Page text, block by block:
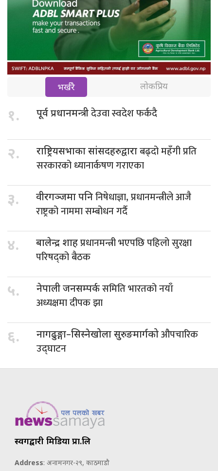
भर्खरै लोकप्रिय
१. पूर्व प्रधानमन्त्रीदेउवा स्वदेश फर्कदै
२. राष्ट्रियसभाका सांसदहरुद्वाराबढ्दो महँगी प्रति
सरकारको ध्यानार्कषण गराएका
३. वीरगञ्जमा पनिनिषेधाज्ञा, प्रधानमन्त्रीले आजै
राष्ट्रको नाममा सम्बोधन गर्दै
४. बालेन्द्र शाहप्रधानमन्त्री भएपछि पहिलो सुरक्षा
परिषद्को बैठक
५. नेपाली जनसम्पर्कसमिति भारतको नयाँ
अध्यक्षमा दीपक झा
६. नागढुङ्गा–सिस्नेखोला सुरुङमार्गकोऔपचारिक
उद्घाटन
स्वर्गद्वारी मिडिया प्रा.लि
Address: अनामनगर-२९, काठमाडौ